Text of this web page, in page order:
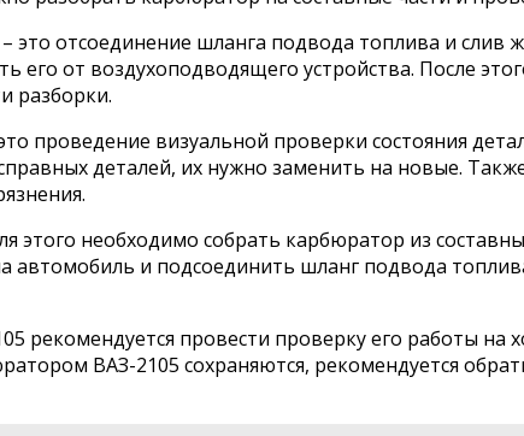
отсоединение шланга подвода топлива и слив
его от воздухоподводящего устройства. После
разборки.
проведение визуальной проверки состояния
деталей, их нужно заменить на новые.
этого необходимо собрать карбюратор из
автомобиль и подсоединить шланг подвода
рекомендуется провести проверку его работы на
ВАЗ-2105 сохраняются, рекомендуется